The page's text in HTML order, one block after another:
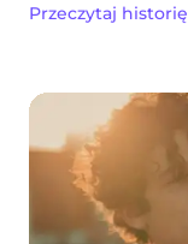
Przeczytaj historię